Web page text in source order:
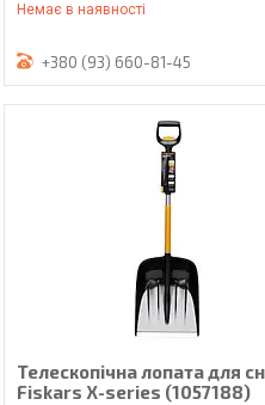
Немає в наявності
+380 (93) 660-81-45
Телескопічна лопата для
Fiskars X-series (1057188)